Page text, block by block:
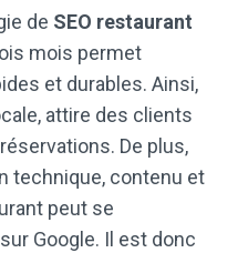
de SEO restaurant
mois permet
et durables. Ainsi,
attire des clients
De plus,
technique, contenu et
peut se
Google. Il est donc